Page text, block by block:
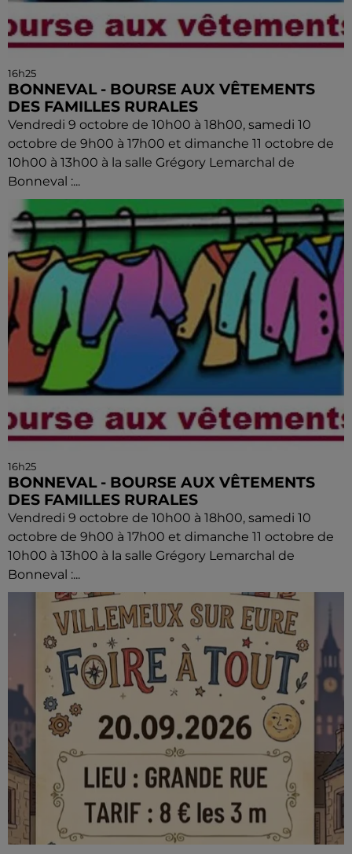
16h25
BONNEVAL - BOURSE AUX VÊTEMENTS
DES FAMILLES RURALES
Vendredi 9 octobre de 10h00 à 18h00, samedi 10
octobre de 9h00 à 17h00 et dimanche 11 octobre de
10h00 à 13h00 à la salle Grégory Lemarchal de
Bonneval :...
16h25
BONNEVAL - BOURSE AUX VÊTEMENTS
DES FAMILLES RURALES
Vendredi 9 octobre de 10h00 à 18h00, samedi 10
octobre de 9h00 à 17h00 et dimanche 11 octobre de
10h00 à 13h00 à la salle Grégory Lemarchal de
Bonneval :...